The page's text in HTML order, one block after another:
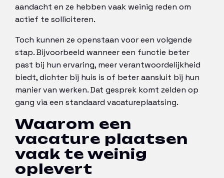
aandacht en ze hebben vaak weinig reden om
actief te solliciteren.
Toch kunnen ze openstaan voor een volgende
stap. Bijvoorbeeld wanneer een functie beter
past bij hun ervaring, meer verantwoordelijkheid
biedt, dichter bij huis is of beter aansluit bij hun
manier van werken. Dat gesprek komt zelden op
gang via een standaard vacatureplaatsing.
Waarom een
vacature plaatsen
vaak te weinig
oplevert